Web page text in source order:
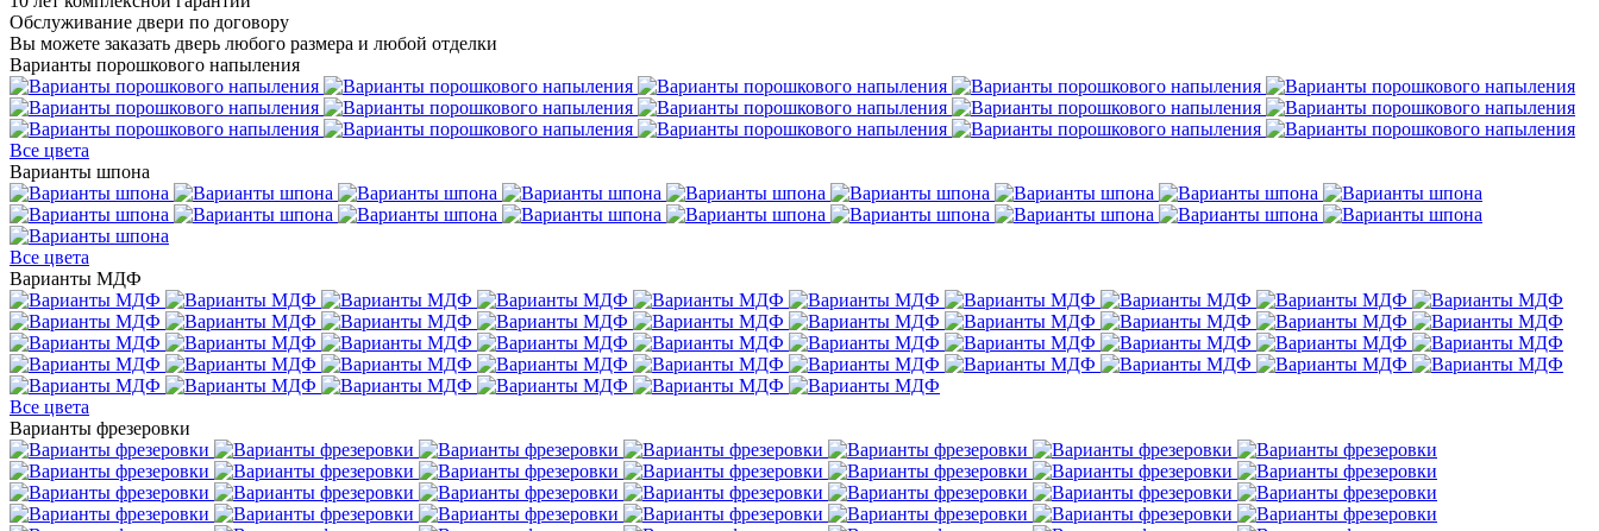
Обслуживание двери по договору
Вы можете заказать дверь любого размера и любой отделки
Варианты порошкового напыления
Все цвета
Варианты шпона
Все цвета
Варианты МДФ
Все цвета
Варианты фрезеровки